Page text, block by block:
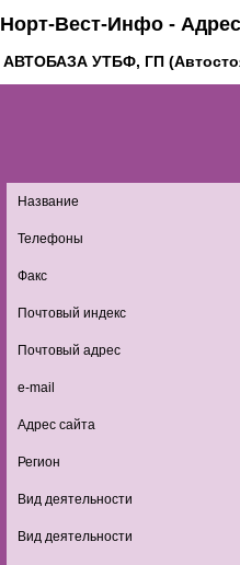
Норт-Вест-Инфо -
АВТОБАЗА УТБФ, ГП
Название
Телефоны
Факс
Почтовый индекс
Почтовый адрес
e-mail
Адрес сайта
Регион
Вид деятельности
Вид деятельности